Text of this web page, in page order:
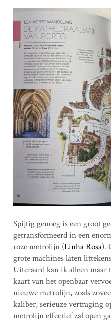
Spijtig genoeg is een groot
getransformeerd in een
roze metrolijn (Linha Rosa).
grote machines laten
Uiteraard kan ik alleen maar
kaart van het openbaar
nieuwe metrolijn, zoals
kaliber, serieuze vertraging
metrolijn effectief zal open